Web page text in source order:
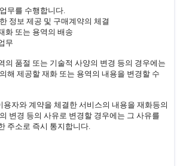
무를 수행합니다.
정보 제공 및 구매계약의 체결
화 또는 용역의 배송
무
품절 또는 기술적 사양의 변경 등의 경우에는
해 제공할 재화 또는 용역의 내용을 변경할 수
자와 계약을 체결한 서비스의 내용을 재화등의
변경 등의 사유로 변경할 경우에는 그 사유를
주소로 즉시 통지합니다.